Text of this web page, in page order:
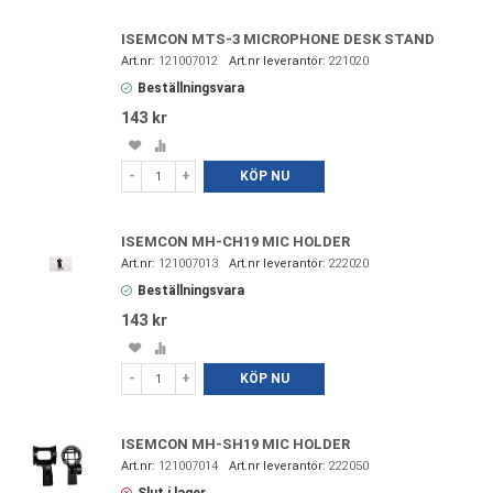
ISEMCON MTS-3 MICROPHONE DESK STAND
121007012 221020
Beställningsvara
143 kr
Spara
i
favoriter
Lägg
till
- + KÖP NU
ISEMCON MH-CH19 MIC HOLDER
121007013 222020
Beställningsvara
143 kr
Spara
i
favoriter
Lägg
till
- + KÖP NU
ISEMCON MH-SH19 MIC HOLDER
121007014 222050